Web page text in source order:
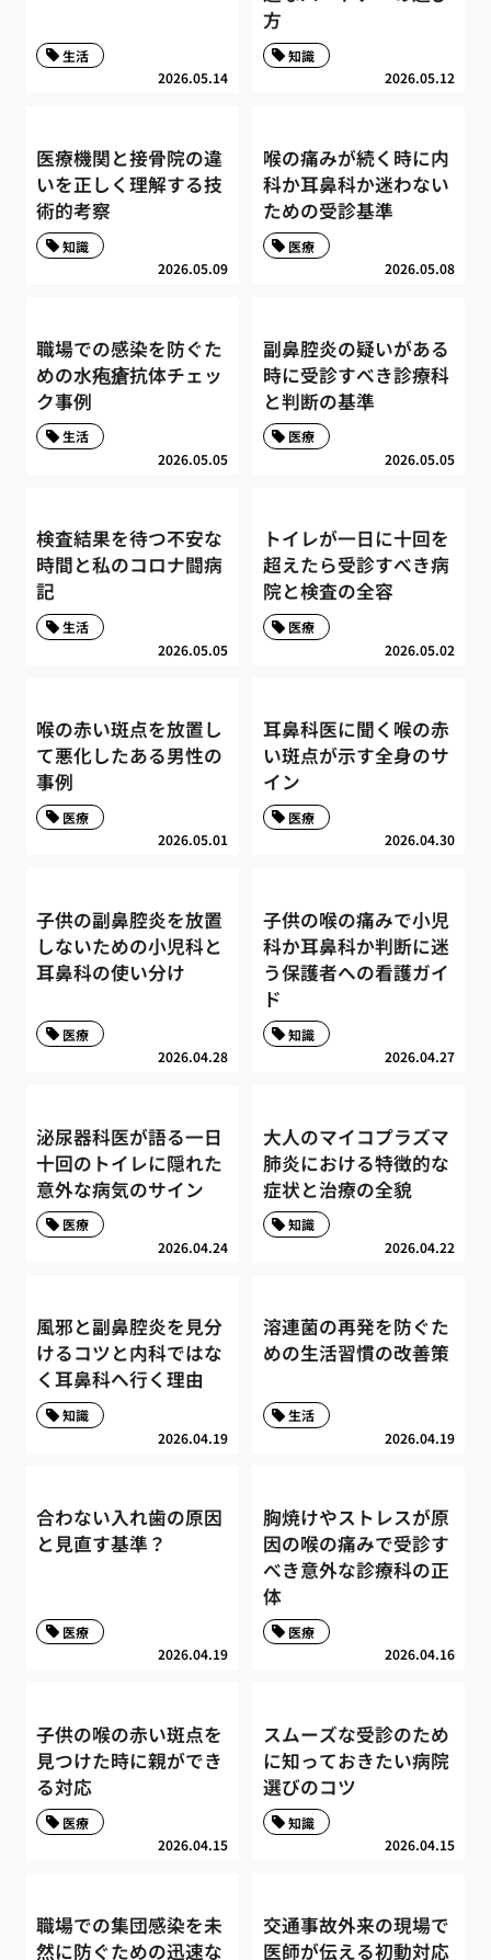
2026.05.14
生活
方
2026.05.12
知識
医療機関と接骨院の違
いを正しく理解する技
術的考察
2026.05.09
知識
喉の痛みが続く時に内
科か耳鼻科か迷わない
ための受診基準
2026.05.08
医療
職場での感染を防ぐた
めの水疱瘡抗体チェッ
ク事例
2026.05.05
生活
副鼻腔炎の疑いがある
時に受診すべき診療科
と判断の基準
2026.05.05
医療
検査結果を待つ不安な
時間と私のコロナ闘病
記
2026.05.05
生活
トイレが一日に十回を
超えたら受診すべき病
院と検査の全容
2026.05.02
医療
喉の赤い斑点を放置し
て悪化したある男性の
事例
2026.05.01
医療
耳鼻科医に聞く喉の赤
い斑点が示す全身のサ
イン
2026.04.30
医療
子供の副鼻腔炎を放置
しないための小児科と
耳鼻科の使い分け
2026.04.28
医療
子供の喉の痛みで小児
科か耳鼻科か判断に迷
う保護者への看護ガイ
ド
2026.04.27
知識
泌尿器科医が語る一日
十回のトイレに隠れた
意外な病気のサイン
2026.04.24
医療
大人のマイコプラズマ
肺炎における特徴的な
症状と治療の全貌
2026.04.22
知識
風邪と副鼻腔炎を見分
けるコツと内科ではな
く耳鼻科へ行く理由
2026.04.19
知識
溶連菌の再発を防ぐた
めの生活習慣の改善策
2026.04.19
生活
合わない入れ歯の原因
と見直す基準？
2026.04.19
医療
胸焼けやストレスが原
因の喉の痛みで受診す
べき意外な診療科の正
体
2026.04.16
医療
子供の喉の赤い斑点を
見つけた時に親ができ
る対応
2026.04.15
医療
スムーズな受診のため
に知っておきたい病院
選びのコツ
2026.04.15
知識
職場での集団感染を未
然に防ぐための迅速な
交通事故外来の現場で
医師が伝える初動対応